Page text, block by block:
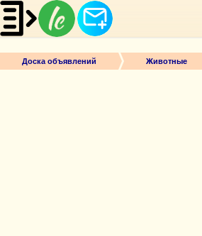
Доска объявлений Животные